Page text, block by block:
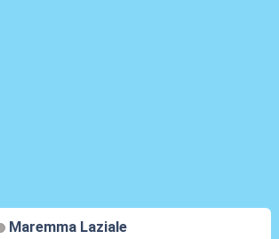
Maremma Laziale